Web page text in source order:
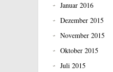
Januar 2016
Dezember 2015
November 2015
Oktober 2015
Juli 2015